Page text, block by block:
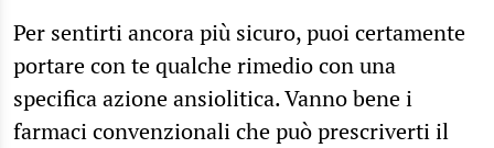
Per sentirti ancora più sicuro, puoi certamente
portare con te qualche rimedio con una
specifica azione ansiolitica. Vanno bene i
farmaci convenzionali che può prescriverti il